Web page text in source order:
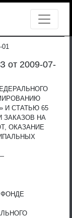
2009-07-
И СТАТЬЮ 65
ЗАКАЗОВ НА
ОКАЗАНИЕ
ФОНДЕ